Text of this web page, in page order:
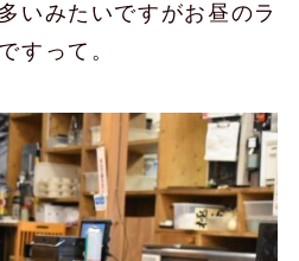
いみたいですがお昼のラ
すって。